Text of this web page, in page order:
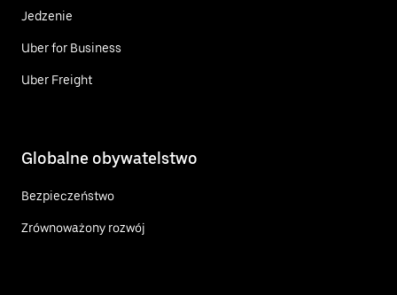
Jedzenie
Uber for Business
Uber Freight
Globalne obywatelstwo
Bezpieczeństwo
Zrównoważony rozwój